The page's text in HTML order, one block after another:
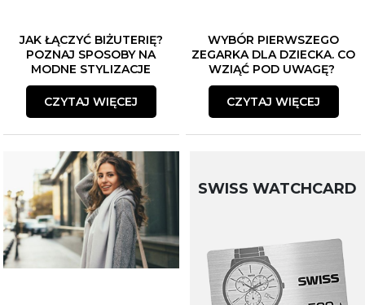
JAK ŁĄCZYĆ BIŻUTERIĘ?
POZNAJ SPOSOBY NA
MODNE STYLIZACJE
CZYTAJ WIĘCEJ
WYBÓR PIERWSZEGO
ZEGARKA DLA DZIECKA. CO
WZIĄĆ POD UWAGĘ?
CZYTAJ WIĘCEJ
SWISS WATCHCARD